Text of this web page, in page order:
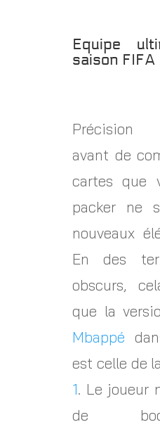
Equipe
saison FIFA
Précision
avant de
cartes que
packer ne
nouveaux
En des
obscurs,
que la
Mbappé
est celle de la
1. Le joueur
de